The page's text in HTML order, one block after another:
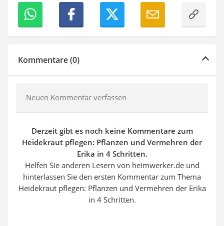
Kommentare (0)
Neuen Kommentar verfassen
Derzeit gibt es noch keine Kommentare zum
Heidekraut pflegen: Pflanzen und Vermehren der
Erika in 4 Schritten.
Helfen Sie anderen Lesern von heimwerker.de und
hinterlassen Sie den ersten Kommentar zum Thema
Heidekraut pflegen: Pflanzen und Vermehren der Erika
in 4 Schritten.